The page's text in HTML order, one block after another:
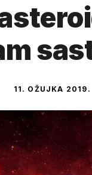
11. OŽUJKA 2019.